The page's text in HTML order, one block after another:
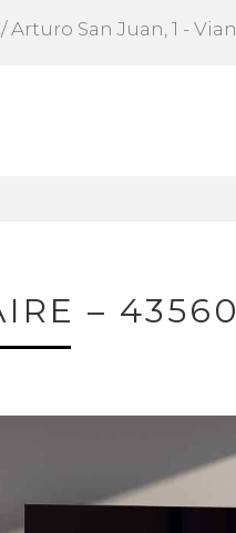
Arturo San Juan, 1 -
– 43560